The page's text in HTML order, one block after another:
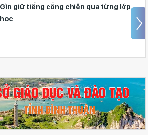
Gìn giữ tiếng cồng chiên qua từng lớp
học